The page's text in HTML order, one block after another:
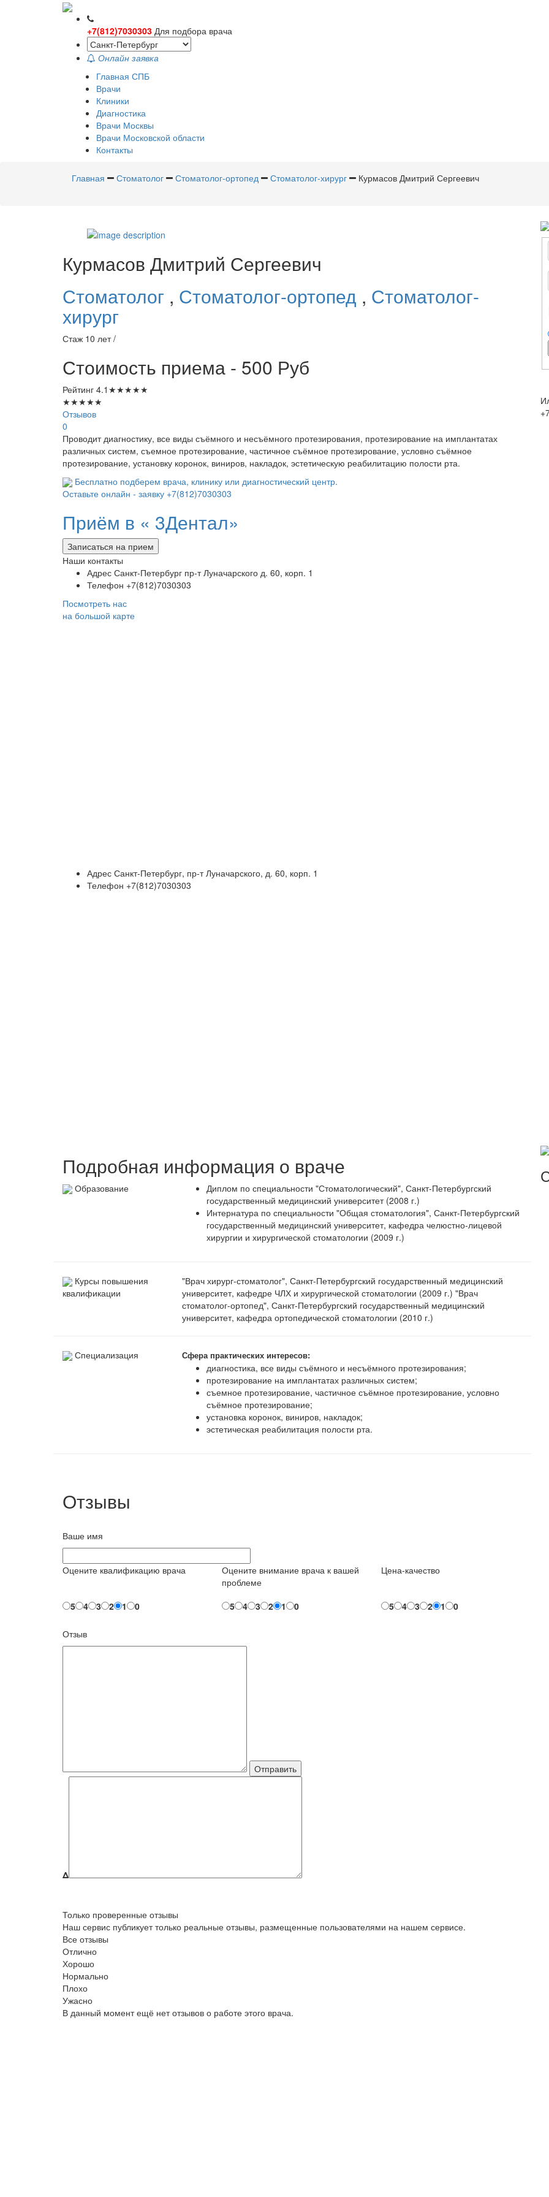
+7(812)7030303 Для подбора врача
Онлайн заявка
Главная СПБ
Врачи
Клиники
Диагностика
Врачи Москвы
Врачи Московской области
Контакты
Главная Стоматолог Стоматолог-ортопед Стоматолог-хирург Курмасов Дмитрий Сергеевич
Курмасов Дмитрий Сергеевич
Стоматолог , Стоматолог-ортопед , Стоматолог-
хирург
Стаж 10 лет /
Стоимость приема - 500 Руб
Рейтинг 4.1 ★★★★★
★★★★★
Отзывов
0
Проводит диагностику, все виды съёмного и несъёмного протезирования, протезирование на имплантатах
различных систем, съемное протезирование, частичное съёмное протезирование, условно съёмное
протезирование, установку коронок, виниров, накладок, эстетическую реабилитацию полости рта.
Бесплатно подберем врача, клинику или диагностический центр.
Оставьте онлайн - заявку +7(812)7030303
Приём в « 3Дентал»
Записаться на прием
Наши контакты
Адрес Санкт-Петербург пр-т Луначарского д. 60, корп. 1
Телефон +7(812)7030303
Посмотреть нас
на большой карте
Адрес Санкт-Петербург, пр-т Луначарского, д. 60, корп. 1
Телефон +7(812)7030303
Подробная информация о враче
Образование
Диплом по специальности "Стоматологический", Санкт-Петербургский
государственный медицинский университет (2008 г.)
Интернатура по специальности "Общая стоматология", Санкт-Петербургский
государственный медицинский университет, кафедра челюстно-лицевой
хирургии и хирургической стоматологии (2009 г.)
Курсы повышения
квалификации
"Врач хирург-стоматолог", Санкт-Петербургский государственный медицинский
университет, кафедре ЧЛХ и хирургической стоматологии (2009 г.) "Врач
стоматолог-ортопед", Санкт-Петербургский государственный медицинский
университет, кафедра ортопедической стоматологии (2010 г.)
Специализация Сфера практических интересов:
диагностика, все виды съёмного и несъёмного протезирования;
протезирование на имплантатах различных систем;
съемное протезирование, частичное съёмное протезирование, условно
съёмное протезирование;
установка коронок, виниров, накладок;
эстетическая реабилитация полости рта.
Отзывы
Ваше имя
Оцените квалификацию врача
5 4 3 2 1 0
Оцените внимание врача к вашей
проблеме
5
4 3 2 1 0
Цена-качество
5 4 3 2 1 0
Отзыв
Δ
Только проверенные отзывы
Наш сервис публикует только реальные отзывы, размещенные пользователями на нашем сервисе.
Все отзывы
Отлично
Хорошо
Нормально
Плохо
Ужасно
В данный момент ещё нет отзывов о работе этого врача.